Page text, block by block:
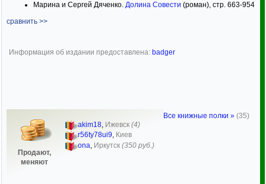
Марина и Сергей Дяченко. Долина Совести (роман), стр. 663-954
сравнить >>
Информация об издании предоставлена: badger
Продают,
меняют
akim18, Ижевск (4)
r56ty78ui9, Киев
ona Иркутск (350 руб.)
Все книжные полки » (35)